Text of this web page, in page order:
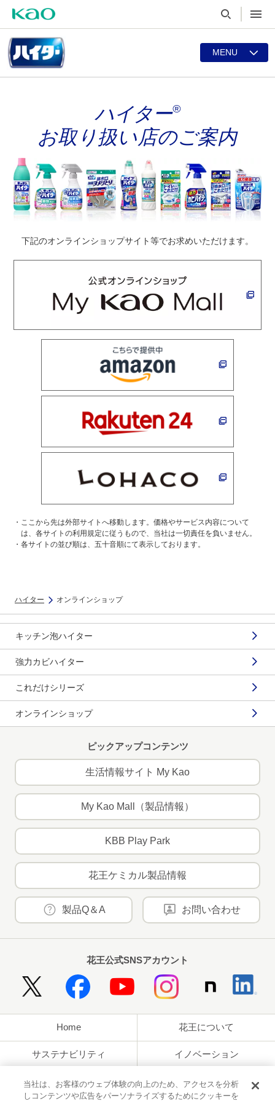
MENU
ハイター®
お取り扱い店のご案内
下記のオンラインショップサイト等でお求めいただけます。
ここから先は外部サイトへ移動します。価格やサービス内容について
は、各サイトの利用規定に従うもので、当社は一切責任を負いません。
各サイトの並び順は、五十音順にて表示しております。
ハイター オンラインショップ
キッチン泡ハイター
強力カビハイター
これだけシリーズ
オンラインショップ
ピックアップコンテンツ
生活情報サイト My Kao
My Kao Mall（製品情報）
KBB Play Park
花王ケミカル製品情報
製品Q＆A お問い合わせ
花王公式SNSアカウント
Home 花王について
サステナビリティ イノベーション
ブランド 投資家情報
当社は、お客様のウェブ体験の向上のため、アクセスを分析
しコンテンツや広告をパーソナライズするためにクッキーを